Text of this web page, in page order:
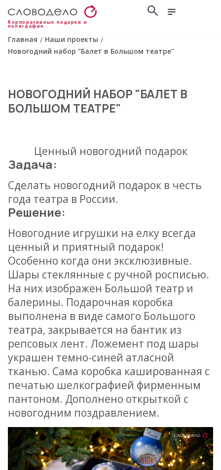
Корпоративные подарки и
полиграфия
Главная / Наши проекты /
Новогодний набор "Балет в Большом театре"
НОВОГОДНИЙ НАБОР "БАЛЕТ В
БОЛЬШОМ ТЕАТРЕ"
Ценный новогодний подарок
Задача:
Сделать новогодний подарок в честь
года театра в России.
Решение:
Новогодние игрушки на елку всегда
ценный и приятный подарок!
Особенно когда они эксклюзивные.
Шары стеклянные с ручной росписью.
На них изображен Большой театр и
балерины. Подарочная коробка
выполнена в виде самого Большого
театра, закрывается на бантик из
репсовых лент. Ложемент под шары
украшен темно-синей атласной
тканью. Сама коробка кашированная с
печатью шелкографией фирменным
пантоном. Дополнено открыткой с
новогодним поздравлением.